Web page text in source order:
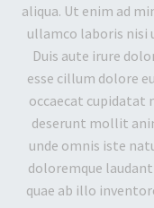
aliqua. Ut enim ad
ullamco laboris nisi
Duis aute irure
esse cillum dolore
occaecat cupidatat
deserunt mollit
unde omnis iste
doloremque
quae ab illo